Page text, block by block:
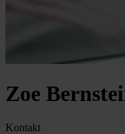
Zoe
Kontakt